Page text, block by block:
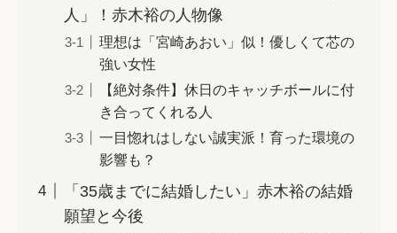
人」！赤木裕の人物像
理想は「宮崎あおい」似！優しくて芯の
強い女性
【絶対条件】休日のキャッチボールに付
き合ってくれる人
一目惚れはしない誠実派！育った環境の
影響も？
「35歳までに結婚したい」赤木裕の結婚
願望と今後